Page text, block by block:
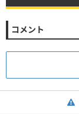
コメント